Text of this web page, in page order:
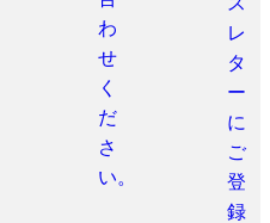
わ
せ
く
だ
さ
い。
レ
タ
ー
に
ご
登
録